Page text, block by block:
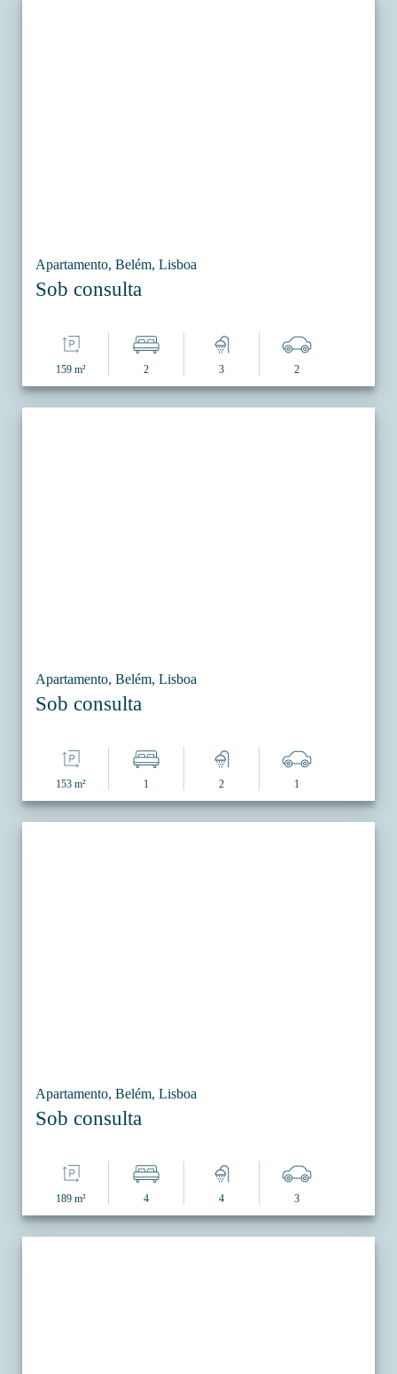
Apartamento, Belém, Lisboa
Sob consulta
159 m² 2 3 2
Apartamento, Belém, Lisboa
Sob consulta
153 m² 1 2 1
Apartamento, Belém, Lisboa
Sob consulta
189 m² 4 4 3